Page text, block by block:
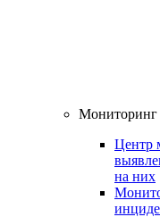
Мониторинг
Центр
на них